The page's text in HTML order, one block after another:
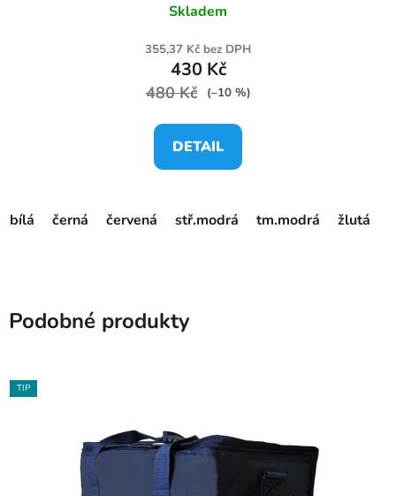
Skladem
355,37 Kč bez DPH
430 Kč
480 Kč (–10 %)
DETAIL
bílá černá červená stř.modrá tm.modrá žlutá
Podobné produkty
TIP